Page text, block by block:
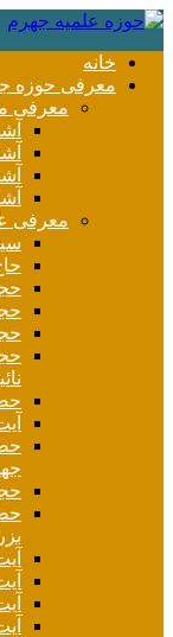
خانه
معرفی حوزه
معرفی
معرفی